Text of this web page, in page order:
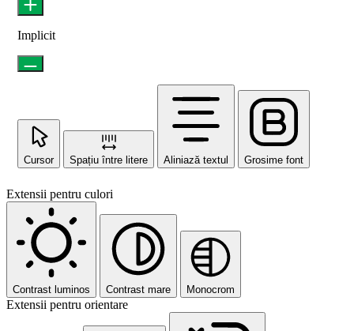
Implicit
Cursor Spațiu între litere Aliniază textul Grosime font
Extensii pentru culori
Contrast luminos Contrast mare Monocrom
Extensii pentru orientare